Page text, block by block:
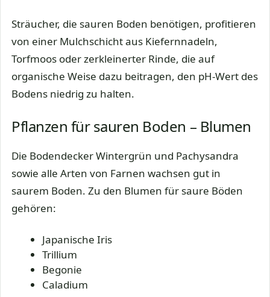
Sträucher, die sauren Boden benötigen, profitieren
von einer Mulchschicht aus Kiefernnadeln,
Torfmoos oder zerkleinerter Rinde, die auf
organische Weise dazu beitragen, den pH-Wert des
Bodens niedrig zu halten.
Pflanzen für sauren Boden – Blumen
Die Bodendecker Wintergrün und Pachysandra
sowie alle Arten von Farnen wachsen gut in
saurem Boden. Zu den Blumen für saure Böden
gehören:
Japanische Iris
Trillium
Begonie
Caladium